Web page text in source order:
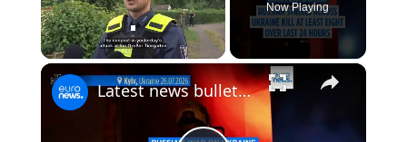
Now Playing
×
Latest news bulletin | July 27th, 2026 – Morning